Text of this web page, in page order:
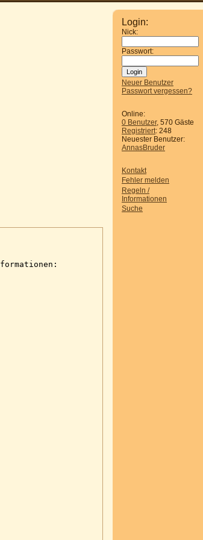
Login:
Nick:
Passwort:
Neuer Benutzer
Passwort vergessen?
Online:
0 Benutzer, 570 Gäste
Registriert: 248
Neuester Benutzer:
AnnasBruder
Kontakt
Fehler melden
Regeln /
Informationen
Suche